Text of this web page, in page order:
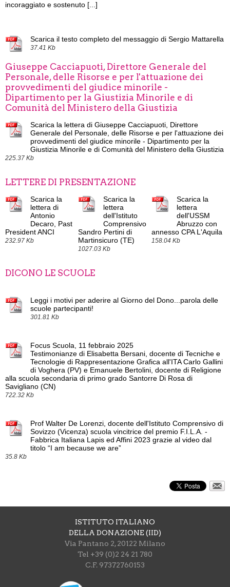
incoraggiato e sostenuto [...]
Scarica il testo completo del messaggio di Sergio Mattarella
37.41 Kb
Giuseppe Cacciapuoti, Direttore Generale del
Personale, delle Risorse e per l'attuazione dei
provvedimenti del giudice minorile -
Dipartimento per la Giustizia Minorile e di
Comunità del Ministero della Giustizia
Scarica la lettera di Giuseppe Cacciapuoti, Direttore
Generale del Personale, delle Risorse e per l'attuazione dei
provvedimenti del giudice minorile - Dipartimento per la
Giustizia Minorile e di Comunità del Ministero della Giustizia
225.37 Kb
LETTERE DI PRESENTAZIONE
Scarica la
lettera di
Antonio
Decaro, Past
President ANCI
232.97 Kb
Scarica la
lettera
dell'Istituto
Comprensivo
Sandro Pertini di
Martinsicuro (TE)
1027.03 Kb
Scarica la
lettera
dell'USSM
Abruzzo con
annesso CPA L'Aquila
158.04 Kb
DICONO LE SCUOLE
Leggi i motivi per aderire al Giorno del Dono...parola delle
scuole partecipanti!
301.81 Kb
Focus Scuola, 11 febbraio 2025
Testimonianze di Elisabetta Bersani, docente di Tecniche e
Tecnologie di Rappresentazione Grafica all'ITA Carlo Gallini
di Voghera (PV) e Emanuele Bertolini, docente di Religione
alla scuola secondaria di primo grado Santorre Di Rosa di
Savigliano (CN)
722.32 Kb
Prof Walter De Lorenzi, docente dell'Istituto Comprensivo di
Sovizzo (Vicenza) scuola vincitrice del premio F.I.L.A. -
Fabbrica Italiana Lapis ed Affini 2023 grazie al video dal
titolo “I am because we are”
35.8 Kb
ISTITUTO ITALIANO
DELLA DONAZIONE (IID)
Via Pantano 2, 20122 Milano
Tel +39 (0)2 24 21 780
C.F. 97372760153